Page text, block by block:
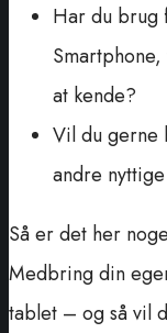
Har du
at kende?
Vil du gerne
andre
Så er det her
Medbring din
tablet – og så vil